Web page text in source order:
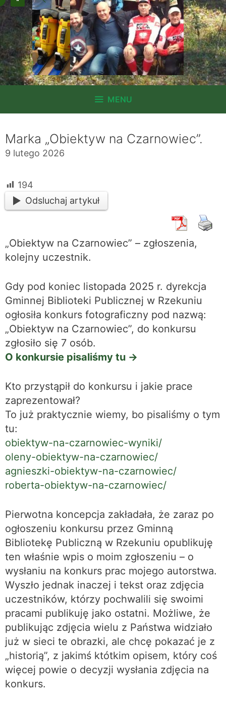
MENU
Marka „Obiektyw na Czarnowiec”.
9 lutego 2026
194
Odsluchaj artykuł
„Obiektyw na Czarnowiec” – zgłoszenia,
kolejny uczestnik.
Gdy pod koniec listopada 2025 r. dyrekcja
Gminnej Biblioteki Publicznej w Rzekuniu
ogłosiła konkurs fotograficzny pod nazwą:
„Obiektyw na Czarnowiec”, do konkursu
zgłosiło się 7 osób.
O konkursie pisaliśmy tu ->
Kto przystąpił do konkursu i jakie prace
zaprezentował?
To już praktycznie wiemy, bo pisaliśmy o tym
tu:
obiektyw-na-czarnowiec-wyniki/
oleny-obiektyw-na-czarnowiec/
agnieszki-obiektyw-na-czarnowiec/
roberta-obiektyw-na-czarnowiec/
Pierwotna koncepcja zakładała, że zaraz po
ogłoszeniu konkursu przez Gminną
Bibliotekę Publiczną w Rzekuniu opublikuję
ten właśnie wpis o moim zgłoszeniu – o
wysłaniu na konkurs prac mojego autorstwa.
Wyszło jednak inaczej i tekst oraz zdjęcia
uczestników, którzy pochwalili się swoimi
pracami publikuję jako ostatni. Możliwe, że
publikując zdjęcia wielu z Państwa widziało
już w sieci te obrazki, ale chcę pokazać je z
„historią”, z jakimś któtkim opisem, który coś
więcej powie o decyzji wysłania zdjęcia na
konkurs.